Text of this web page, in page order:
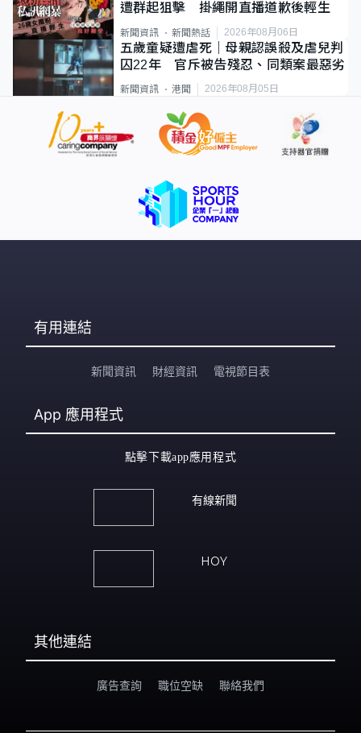
遭群起狙擊 掛繩開直播道歉後輕生
新聞資訊 新聞熱話 2026年08月06日
五歲童疑遭虐死｜母親認誤殺及虐兒判
囚22年 官斥被告殘忍、同類案最惡劣
新聞資訊 港聞 2026年08月05日
有用連結
新聞資訊 財經資訊 電視節目表
App 應用程式
點擊下載app應用程式
有線新聞
HOY
其他連結
廣告查詢 職位空缺 聯絡我們